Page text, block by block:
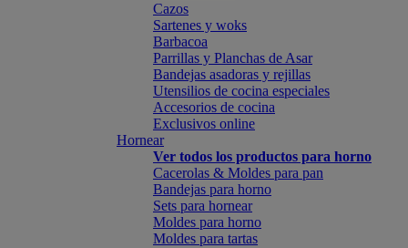
Cazos
Sartenes y woks
Barbacoa
Parrillas y Planchas de Asar
Bandejas asadoras y rejillas
Utensilios de cocina especiales
Accesorios de cocina
Exclusivos online
Hornear
Ver todos los productos para horno
Cacerolas & Moldes para pan
Bandejas para horno
Sets para hornear
Moldes para horno
Moldes para tartas